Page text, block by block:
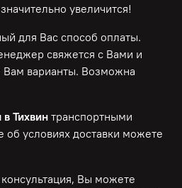
увеличится!
для Вас способ оплаты.
свяжется с Вами и
варианты. Возможна
Тихвин транспортными
условиях доставки можете
Вы можете